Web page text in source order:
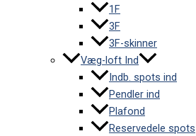
1F
3F
3F-skinner
Væg-loft Ind
Indb. spots ind
Pendler ind
Plafond
Reservedele spots